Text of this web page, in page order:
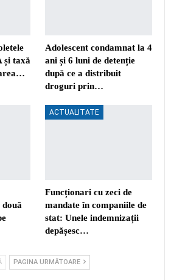
și taxă
Adolescent condamnat la 4
ani și 6 luni de detenție
după ce a distribuit
droguri prin…
ACTUALITATE
Funcționari cu zeci de
mandate în companiile de
stat: Unele indemnizații
depășesc…
PAGINA URMĂTOARE